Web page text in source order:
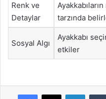
Renk ve
Detaylar
tarzında
Sosyal Algı
Ayakkabı
etkiler
Facebook
X